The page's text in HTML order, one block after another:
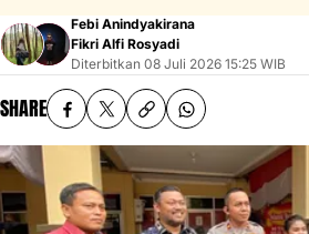
Febi Anindyakirana
Fikri Alfi Rosyadi
Diterbitkan 08 Juli 2026 15:25 WIB
SHARE